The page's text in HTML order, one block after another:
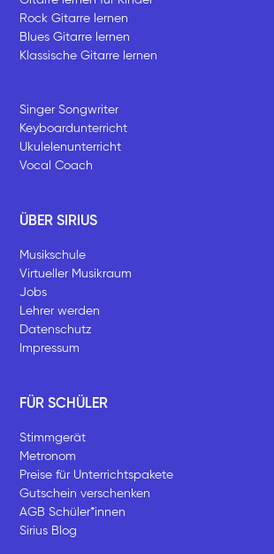
Rock Gitarre lernen
Blues Gitarre lernen
Klassische Gitarre lernen
Singer Songwriter
Keyboardunterricht
Ukulelenunterricht
Vocal Coach
ÜBER SIRIUS
Musikschule
Virtueller Musikraum
Jobs
Lehrer werden
Datenschutz
Impressum
FÜR SCHÜLER
Stimmgerät
Metronom
Preise für Unterrichtspakete
Gutschein verschenken
AGB Schüler*innen
Sirius Blog